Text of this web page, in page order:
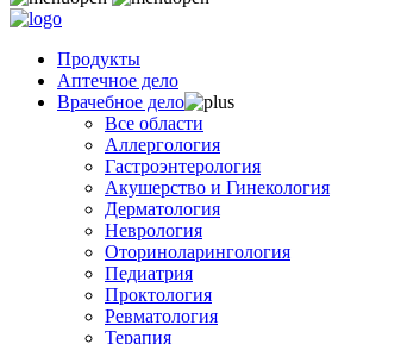
Продукты
Аптечное дело
Врачебное дело
Все области
Аллергология
Гастроэнтерология
Акушерство и Гинекология
Дерматология
Неврология
Оториноларингология
Педиатрия
Проктология
Ревматология
Терапия